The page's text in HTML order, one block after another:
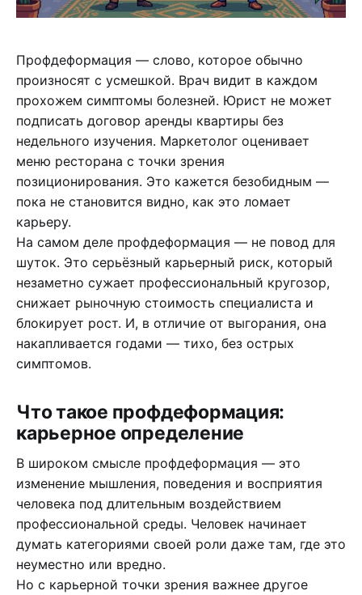
Профдеформация — слово, которое обычно
произносят с усмешкой. Врач видит в каждом
прохожем симптомы болезней. Юрист не может
подписать договор аренды квартиры без
недельного изучения. Маркетолог оценивает
меню ресторана с точки зрения
позиционирования. Это кажется безобидным —
пока не становится видно, как это ломает
карьеру.
На самом деле профдеформация — не повод для
шуток. Это серьёзный карьерный риск, который
незаметно сужает профессиональный кругозор,
снижает рыночную стоимость специалиста и
блокирует рост. И, в отличие от выгорания, она
накапливается годами — тихо, без острых
симптомов.
Что такое профдеформация:
карьерное определение
В широком смысле профдеформация — это
изменение мышления, поведения и восприятия
человека под длительным воздействием
профессиональной среды. Человек начинает
думать категориями своей роли даже там, где это
неуместно или вредно.
Но с карьерной точки зрения важнее другое